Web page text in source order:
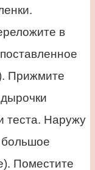
в
Прижмите
теста. Наружу
Поместите